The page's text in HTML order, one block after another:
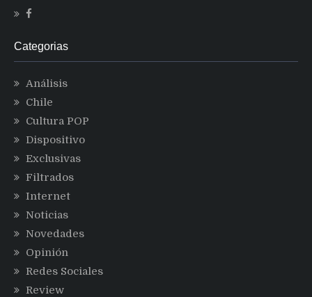
Categorias
Análisis
Chile
Cultura POP
Dispositivo
Exclusivas
Filtrados
Internet
Noticias
Novedades
Opinión
Redes Sociales
Review